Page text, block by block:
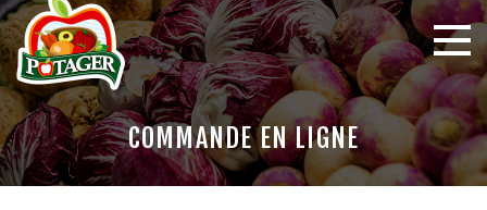
COMMANDE EN LIGNE